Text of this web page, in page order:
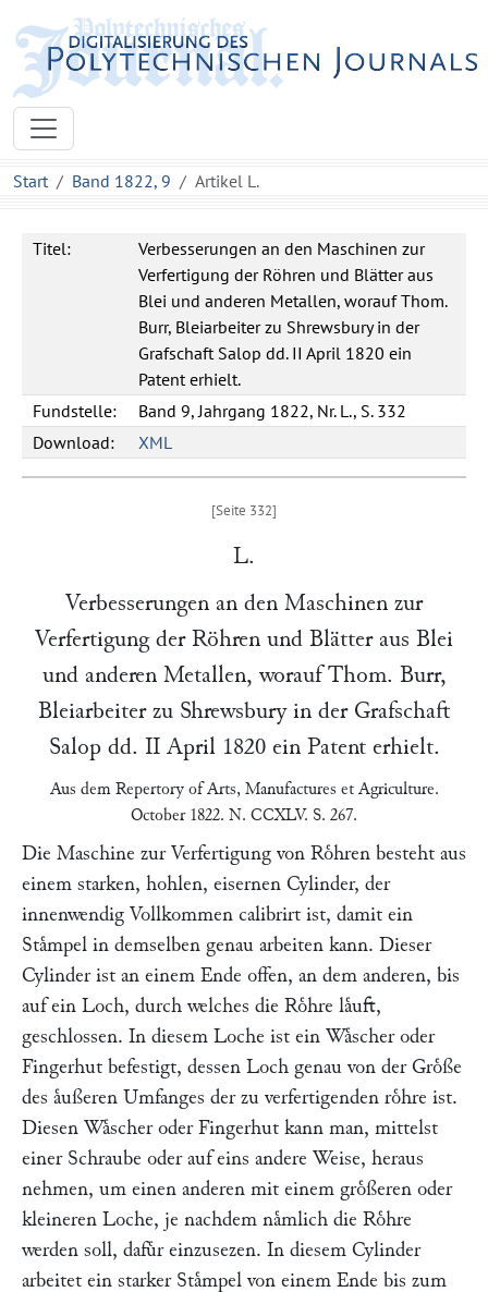
Start Band 1822, 9 Artikel L.
Titel:
Verbesserungen an den Maschinen zur
Verfertigung der Röhren und Blätter aus
Blei und anderen Metallen, worauf Thom.
Burr, Bleiarbeiter zu Shrewsbury in der
Grafschaft Salop dd. II April 1820 ein
Patent erhielt.
Fundstelle:
Band 9, Jahrgang 1822, Nr. L., S. 332
Download:
XML
L.
Verbesserungen an den Maschinen zur
Verfertigung der Röhren und Blätter aus Blei
und anderen Metallen, woraufThom. Burr,
Bleiarbeiter zu Shrewsbury in der Grafschaft
Salop dd. II April 1820ein Patent erhielt.
Aus dem Repertory of Arts, Manufactures et Agriculture.
October 1822. N. CCXLV. S. 267.
Die Maschine zur Verfertigung von Roͤhren besteht aus
einem starken, hohlen, eisernen Cylinder, der
innenwendig Vollkommen calibrirt ist, damit ein
Staͤmpel in demselben genau arbeiten kann. Dieser
Cylinder ist an einem Ende offen, an dem anderen, bis
auf ein Loch, durch welches die Roͤhre laͤuft,
geschlossen. In diesem Loche ist ein Waͤscher oder
Fingerhut befestigt, dessen Loch genau von der Groͤße
des aͤußeren Umfanges der zu verfertigenden roͤhre ist.
Diesen Waͤscher oder Fingerhut kann man, mittelst
einer Schraube oder auf eins andere Weise, heraus
nehmen, um einen anderen mit einem groͤßeren oder
kleineren Loche, je nachdem naͤmlich die Roͤhre
werden soll, dafuͤr einzusezen. In diesem Cylinder
arbeitet ein starker Staͤmpel von einem Ende bis zum